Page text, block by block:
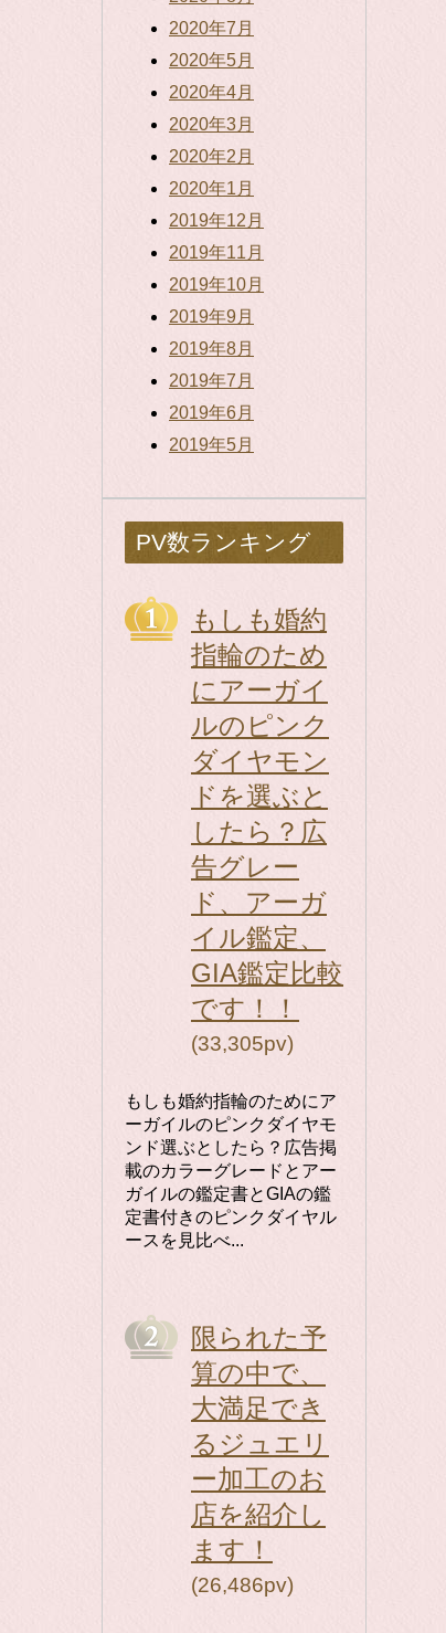
2020年7月
2020年5月
2020年4月
2020年3月
2020年2月
2020年1月
2019年12月
2019年11月
2019年10月
2019年9月
2019年8月
2019年7月
2019年6月
2019年5月
PV数ランキング
もしも婚約
指輪のため
にアーガイ
ルのピンク
ダイヤモン
ドを選ぶと
したら？広
告グレー
ド、アーガ
イル鑑定、
GIA鑑定比較
です！！
(33,305pv)
もしも婚約指輪のためにア
ーガイルのピンクダイヤモ
ンド選ぶとしたら？広告掲
載のカラーグレードとアー
ガイルの鑑定書とGIAの鑑
定書付きのピンクダイヤル
ースを見比べ...
限られた予
算の中で、
大満足でき
るジュエリ
ー加工のお
店を紹介し
ます！
(26,486pv)